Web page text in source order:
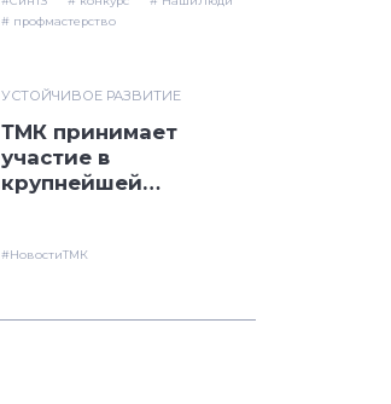
# профмастерство
УСТОЙЧИВОЕ РАЗВИТИЕ
ТМК принимает
участие в
крупнейшей
Узбекистане
#НовостиТМК